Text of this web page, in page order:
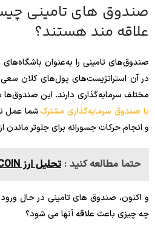
صندوق های تامینی
علاقه مند هستند؟
صندوق‌های تامینی را به‌عنوان
در آن استراتژیست‌های پول‌های کلان سعی
مختلف سرمایه‌گذاری دارند. این صندوق‌ها
یا صندوق سرمایه‌گذاری مشترکشما عمل
و انجام حرکات جسورانه برای جلوتر ماندن
حتما مطالعه کنید : تحلیل ارز TONCOIN
و اکنون، صندوق های تامینی در حال ورود
چه چیزی باعث علاقه آنها می شود؟